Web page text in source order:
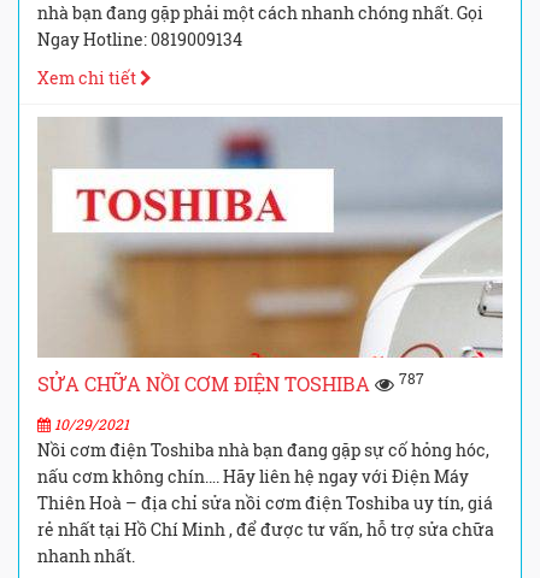
nhà bạn đang gặp phải một cách nhanh chóng nhất. Gọi
Ngay Hotline: 0819009134
Xem chi tiết
SỬA CHỮA NỒI CƠM ĐIỆN TOSHIBA 787
10/29/2021
Nồi cơm điện Toshiba nhà bạn đang gặp sự cố hỏng hóc,
nấu cơm không chín…. Hãy liên hệ ngay với Điện Máy
Thiên Hoà – địa chỉ sửa nồi cơm điện Toshiba uy tín, giá
rẻ nhất tại Hồ Chí Minh , để được tư vấn, hỗ trợ sửa chữa
nhanh nhất.